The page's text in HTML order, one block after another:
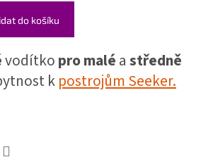
do košíku
vodítkopro maléastředně
kpostrojům Seeker.